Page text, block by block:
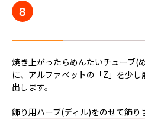
8
焼き上がったらめんたいチューブ(
に、アルファベットの「Z」を少
出します。
飾り用ハーブ(ディル)をのせて飾り